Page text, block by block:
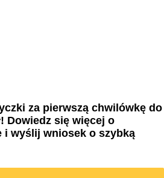
za pierwszą chwilówkę do
Dowiedz się więcej o
i wyślij wniosek o szybką